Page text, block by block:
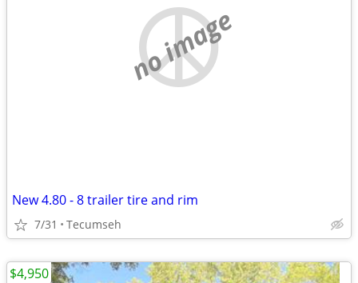
no image
New 4.80 - 8 trailer tire and rim
7/31 Tecumseh
$4,950